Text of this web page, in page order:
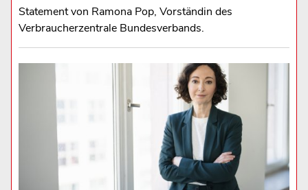
Statement von Ramona Pop, Vorständin des
Verbraucherzentrale Bundesverbands.